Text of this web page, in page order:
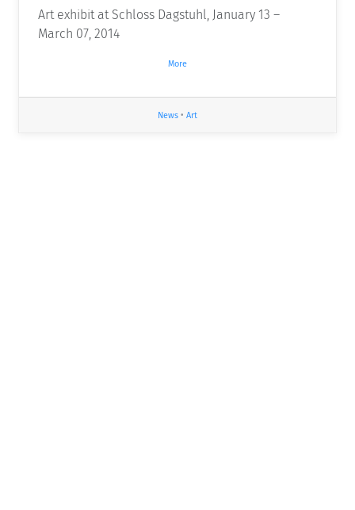
Art exhibit at Schloss Dagstuhl, January 13 –
March 07, 2014
More
News • Art